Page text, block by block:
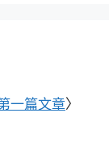
一篇文章〉